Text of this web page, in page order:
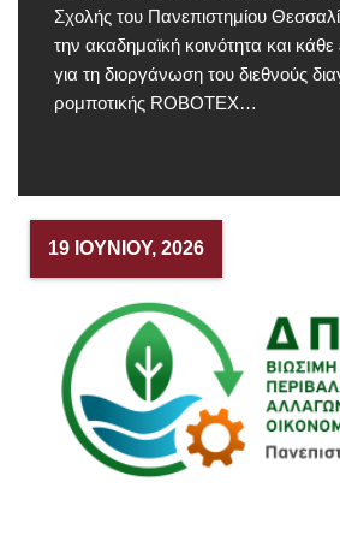
Σχολής του Πανεπιστημίου
την ακαδημαϊκή κοινότητα και
για τη διοργάνωση του διεθνούς
ρομποτικής ROBOTEX…
19 ΙΟΥΝΊΟΥ, 2026